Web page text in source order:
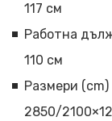
117 см
Работна
110 см
Размери (cm)
2850/